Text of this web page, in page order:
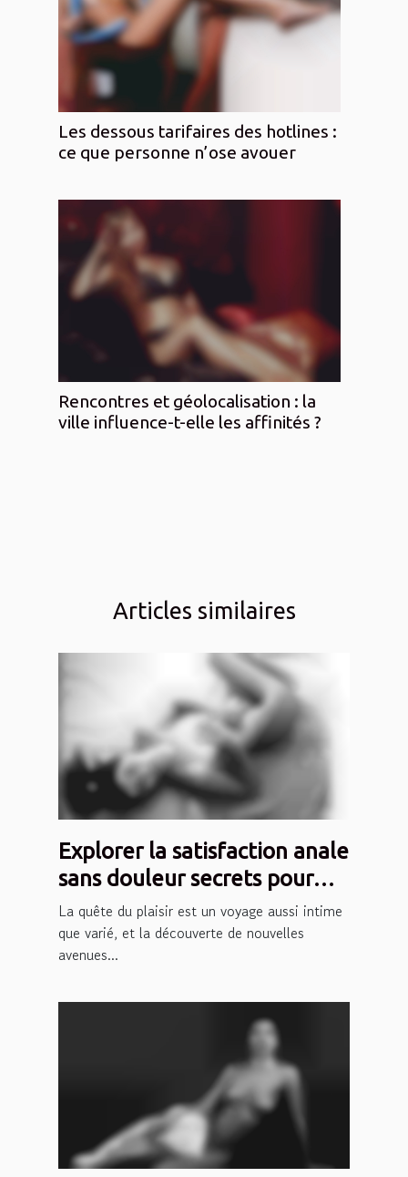
Les dessous tarifaires des hotlines :
ce que personne n’ose avouer
Rencontres et géolocalisation : la
ville influence-t-elle les affinités ?
Articles similaires
Explorer la satisfaction anale
sans douleur secrets pour
une pratique plaisante et
sécuritaire
La quête du plaisir est un voyage aussi intime
que varié, et la découverte de nouvelles
avenues...